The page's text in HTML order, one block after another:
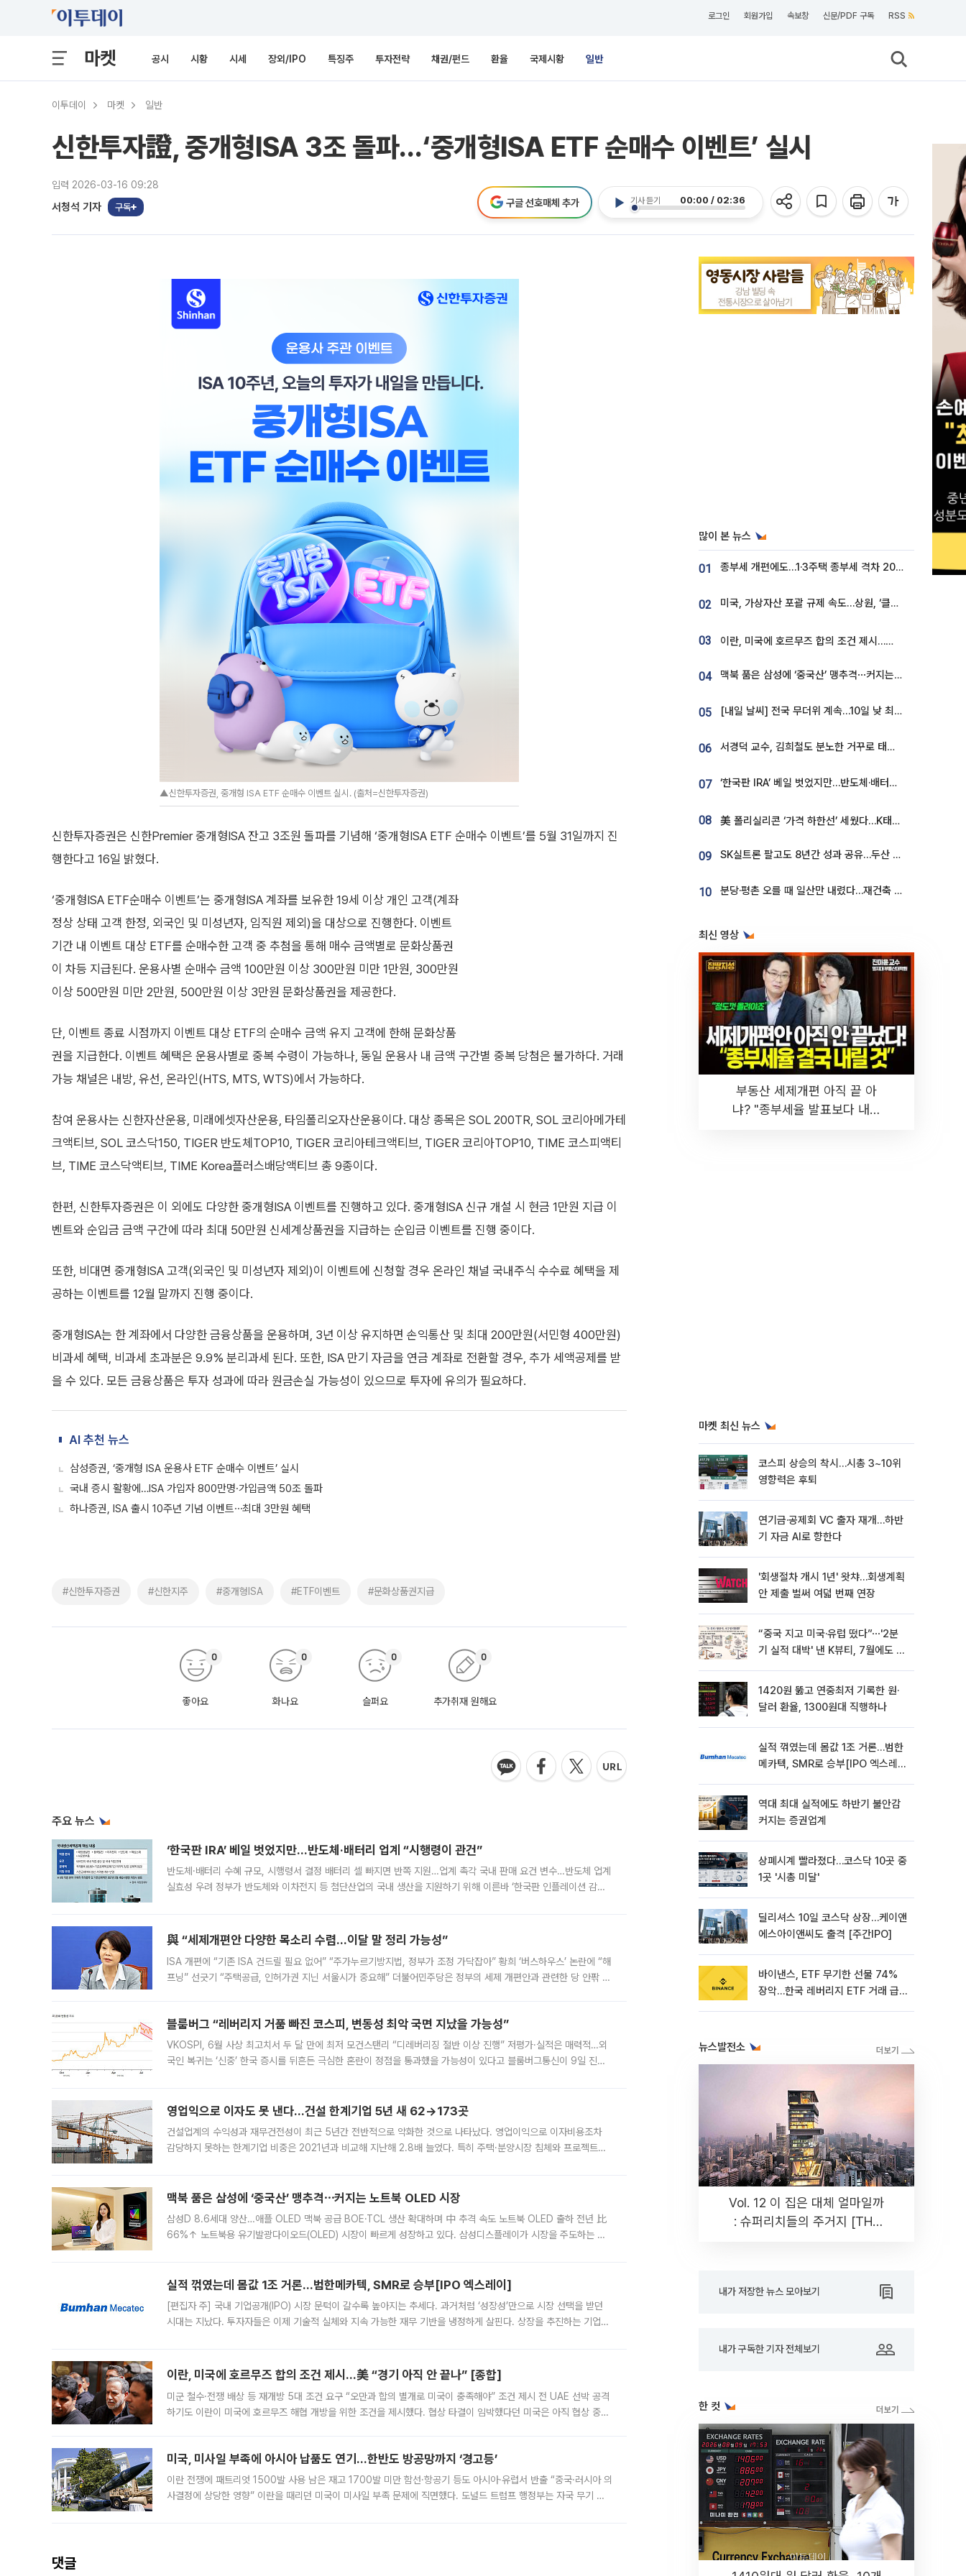
로그인 회원가입 속보창 신문/PDF 구독 RSS
마켓 공시 시황 시세 장외/IPO 특징주 투자전략 채권/펀드 환율 국제시황 일반
이투데이 마켓 일반
신한투자證, 중개형ISA 3조 돌파…‘중개형ISA ETF 순매수 이벤트’ 실시
입력 2026-03-16 09:28
서청석 기자 구독
기사 듣기 00:00 / 02:36
구글 선호매체 추가
▲신한투자증권, 중개형 ISA ETF 순매수 이벤트 실시. (출처=신한투자증권)
신한투자증권은 신한Premier 중개형ISA 잔고 3조원 돌파를 기념해 ‘중개형ISA ETF 순매수 이벤트’를 5월 31일까지 진
행한다고 16일 밝혔다.
‘중개형ISA ETF순매수 이벤트’는 중개형ISA 계좌를 보유한 19세 이상 개인 고객(계좌
정상 상태 고객 한정, 외국인 및 미성년자, 임직원 제외)을 대상으로 진행한다. 이벤트
기간 내 이벤트 대상 ETF를 순매수한 고객 중 추첨을 통해 매수 금액별로 문화상품권
이 차등 지급된다. 운용사별 순매수 금액 100만원 이상 300만원 미만 1만원, 300만원
이상 500만원 미만 2만원, 500만원 이상 3만원 문화상품권을 제공한다.
단, 이벤트 종료 시점까지 이벤트 대상 ETF의 순매수 금액 유지 고객에 한해 문화상품
권을 지급한다. 이벤트 혜택은 운용사별로 중복 수령이 가능하나, 동일 운용사 내 금액 구간별 중복 당첨은 불가하다. 거래
가능 채널은 내방, 유선, 온라인(HTS, MTS, WTS)에서 가능하다.
참여 운용사는 신한자산운용, 미래에셋자산운용, 타임폴리오자산운용이다. 대상 종목은 SOL 200TR, SOL 코리아메가테
크액티브, SOL 코스닥150, TIGER 반도체TOP10, TIGER 코리아테크액티브, TIGER 코리아TOP10, TIME 코스피액티
브, TIME 코스닥액티브, TIME Korea플러스배당액티브 총 9종이다.
한편, 신한투자증권은 이 외에도 다양한 중개형ISA 이벤트를 진행하고 있다. 중개형ISA 신규 개설 시 현금 1만원 지급 이
벤트와 순입금 금액 구간에 따라 최대 50만원 신세계상품권을 지급하는 순입금 이벤트를 진행 중이다.
또한, 비대면 중개형ISA 고객(외국인 및 미성년자 제외)이 이벤트에 신청할 경우 온라인 채널 국내주식 수수료 혜택을 제
공하는 이벤트를 12월 말까지 진행 중이다.
중개형ISA는 한 계좌에서 다양한 금융상품을 운용하며, 3년 이상 유지하면 손익통산 및 최대 200만원(서민형 400만원)
비과세 혜택, 비과세 초과분은 9.9% 분리과세 된다. 또한, ISA 만기 자금을 연금 계좌로 전환할 경우, 추가 세액공제를 받
을 수 있다. 모든 금융상품은 투자 성과에 따라 원금손실 가능성이 있으므로 투자에 유의가 필요하다.
AI 추천 뉴스
삼성증권, ‘중개형 ISA 운용사 ETF 순매수 이벤트’ 실시
국내 증시 활황에…ISA 가입자 800만명·가입금액 50조 돌파
하나증권, ISA 출시 10주년 기념 이벤트⋯최대 3만원 혜택
#신한투자증권 #신한지주 #중개형ISA #ETF이벤트 #문화상품권지급
좋아요
0
화나요
0
슬퍼요
0
추가취재 원해요
0
주요 뉴스
‘한국판 IRA’ 베일 벗었지만…반도체·배터리 업계 “시행령이 관건”
반도체·배터리 수혜 규모, 시행령서 결정 배터리 셀 빠지면 반쪽 지원…업계 촉각 국내 판매 요건 변수…반도체 업계
실효성 우려 정부가 반도체와 이차전지 등 첨단산업의 국내 생산을 지원하기 위해 이른바 ‘한국판 인플레이션 감축
與 “세제개편안 다양한 목소리 수렴…이달 말 정리 가능성”
ISA 개편에 “기존 ISA 건드릴 필요 없어” “주가누르기방지법, 정부가 조정 가닥잡아” 황희 ‘버스하우스’ 논란에 “해
프닝” 선긋기 “주택공급, 인허가권 지닌 서울시가 중요해” 더불어민주당은 정부의 세제 개편안과 관련한 당 안팎 의
블룸버그 “레버리지 거품 빠진 코스피, 변동성 최악 국면 지났을 가능성”
VKOSPI, 6월 사상 최고치서 두 달 만에 최저 모건스탠리 “디레버리징 절반 이상 진행” 저평가·실적은 매력적…외
국인 복귀는 ‘신중’ 한국 증시를 뒤흔든 극심한 혼란이 정점을 통과했을 가능성이 있다고 블룸버그통신이 9일 진단
영업익으로 이자도 못 낸다…건설 한계기업 5년 새 62→173곳
건설업계의 수익성과 재무건전성이 최근 5년간 전반적으로 악화한 것으로 나타났다. 영업이익으로 이자비용조차
감당하지 못하는 한계기업 비중은 2021년과 비교해 지난해 2.8배 늘었다. 특히 주택·분양시장 침체와 프로젝트파
맥북 품은 삼성에 ‘중국산’ 맹추격⋯커지는 노트북 OLED 시장
삼성D 8.6세대 양산…애플 OLED 맥북 공급 BOE·TCL 생산 확대하며 中 추격 속도 노트북 OLED 출하 전년 比
66%↑ 노트북용 유기발광다이오드(OLED) 시장이 빠르게 성장하고 있다. 삼성디스플레이가 시장을 주도하는 가
실적 꺾였는데 몸값 1조 거론…범한메카텍, SMR로 승부[IPO 엑스레이]
[편집자 주] 국내 기업공개(IPO) 시장 문턱이 갈수록 높아지는 추세다. 과거처럼 ‘성장성’만으로 시장 선택을 받던
시대는 지났다. 투자자들은 이제 기술적 실체와 지속 가능한 재무 기반을 냉정하게 살핀다. 상장을 추진하는 기업들
이란, 미국에 호르무즈 합의 조건 제시…美 “경기 아직 안 끝나” [종합]
미군 철수·전쟁 배상 등 재개방 5대 조건 요구 “오만과 합의 별개로 미국이 충족해야” 조건 제시 전 UAE 선박 공격
하기도 이란이 미국에 호르무즈 해협 개방을 위한 조건을 제시했다. 협상 타결이 임박했다던 미국은 아직 협상 중이
미국, 미사일 부족에 아시아 납품도 연기…한반도 방공망까지 ‘경고등’
이란 전쟁에 패트리엇 1500발 사용 남은 재고 1700발 미만 함선·항공기 등도 아시아·유럽서 반출 “중국·러시아 의
사결정에 상당한 영향” 이란을 때리던 미국이 미사일 부족 문제에 직면했다. 도널드 트럼프 행정부는 자국 무기 공
댓글
많이 본 뉴스
01 종부세 개편에도…1·3주택 종부세 격차 2028년부터 확대
02 미국, 가상자산 포괄 규제 속도…상원, ‘클래리티법’ 9월 절차투표 추진
03 이란, 미국에 호르무즈 합의 조건 제시…美 “경기 아직 안 끝나” [종합]
04 맥북 품은 삼성에 ‘중국산’ 맹추격⋯커지는 노트북 OLED 시장
05 [내일 날씨] 전국 무더위 계속…10일 낮 최고 34도 육박
06 서경덕 교수, 김희철도 분노한 거꾸로 태극기⋯"엉터리는 아냐, 아쉬울 뿐"
07 ‘한국판 IRA’ 베일 벗었지만…반도체·배터리 업계 “시행령이 관건”
08 美 폴리실리콘 ‘가격 하한선’ 세웠다…K태양광 수혜 기대
09 SK실트론 팔고도 8년간 성과 공유…두산 인수대금 2.3조가 끝 아냐
10 분당·평촌 오를 때 일산만 내렸다…재건축 기대감도 ‘무색’
최신 영상
부동산 세제개편 아직 끝 아
냐? "종부세율 발표보다 내릴
마켓 최신 뉴스
코스피 상승의 착시…시총 3~10위
영향력은 후퇴
연기금·공제회 VC 출자 재개…하반
기 자금 AI로 향한다
'회생절차 개시 1년' 왓챠…회생계획
안 제출 벌써 여덟 번째 연장
“중국 지고 미국·유럽 떴다”⋯'2분
기 실적 대박' 낸 K뷰티, 7월에도 질
1420원 뚫고 연중최저 기록한 원·
달러 환율, 1300원대 직행하나
실적 꺾였는데 몸값 1조 거론…범한
메카텍, SMR로 승부[IPO 엑스레
역대 최대 실적에도 하반기 불안감
커지는 증권업계
상폐시계 빨라졌다…코스닥 10곳 중
1곳 '시총 미달'
딜리셔스 10일 코스닥 상장…케이앤
에스아이앤씨도 출격 [주간IPO]
바이낸스, ETF 무기한 선물 74%
장악…한국 레버리지 ETF 거래 급
뉴스발전소
Vol. 12 이 집은 대체 얼마일까
: 슈퍼리치들의 주거지 [THE
내가 저장한 뉴스 모아보기
내가 구독한 기자 전체보기
한 컷